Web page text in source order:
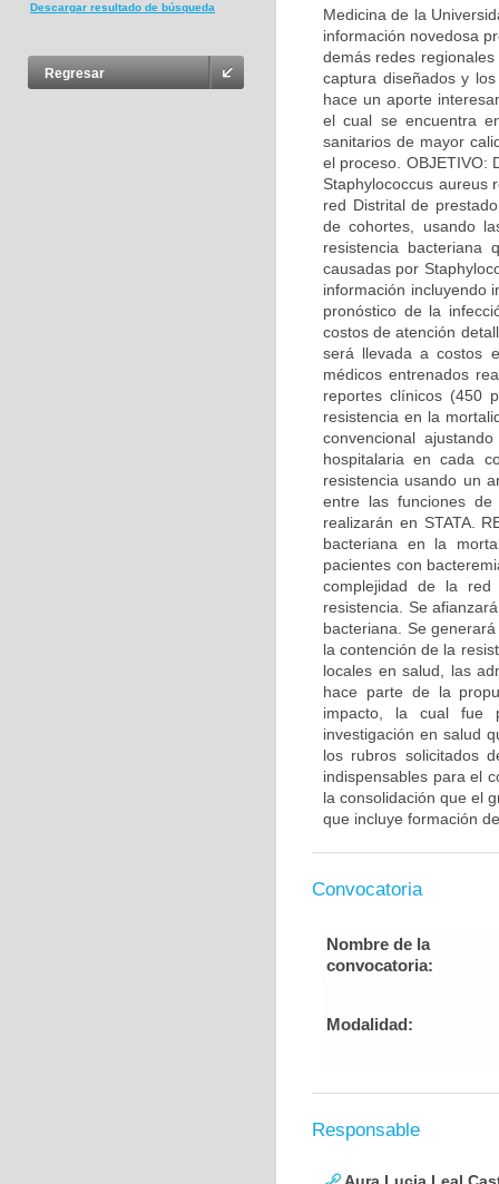
Descargar resultado de búsqueda
Regresar
Medicina de la
información novedosa
demás redes
captura diseñados y
hace un aporte
el cual se encuentra
sanitarios de mayor
el proceso. OBJETIVO:
Staphylococcus aureus
red Distrital de
de cohortes, usando
resistencia bacteriana
causadas por
información incluyendo
pronóstico de la
costos de atención
será llevada a costos
médicos entrenados
reportes clínicos (450
resistencia en la
convencional
hospitalaria en cada
resistencia usando un
entre las funciones
realizarán en STATA.
bacteriana en la
pacientes con
complejidad de la red
resistencia. Se
bacteriana. Se
la contención de la
locales en salud, las
hace parte de la
impacto, la cual fue
investigación en salud
los rubros solicitados
indispensables para el
la consolidación que el
que incluye formación
Convocatoria
Nombre de la
convocatoria:
Modalidad:
Responsable